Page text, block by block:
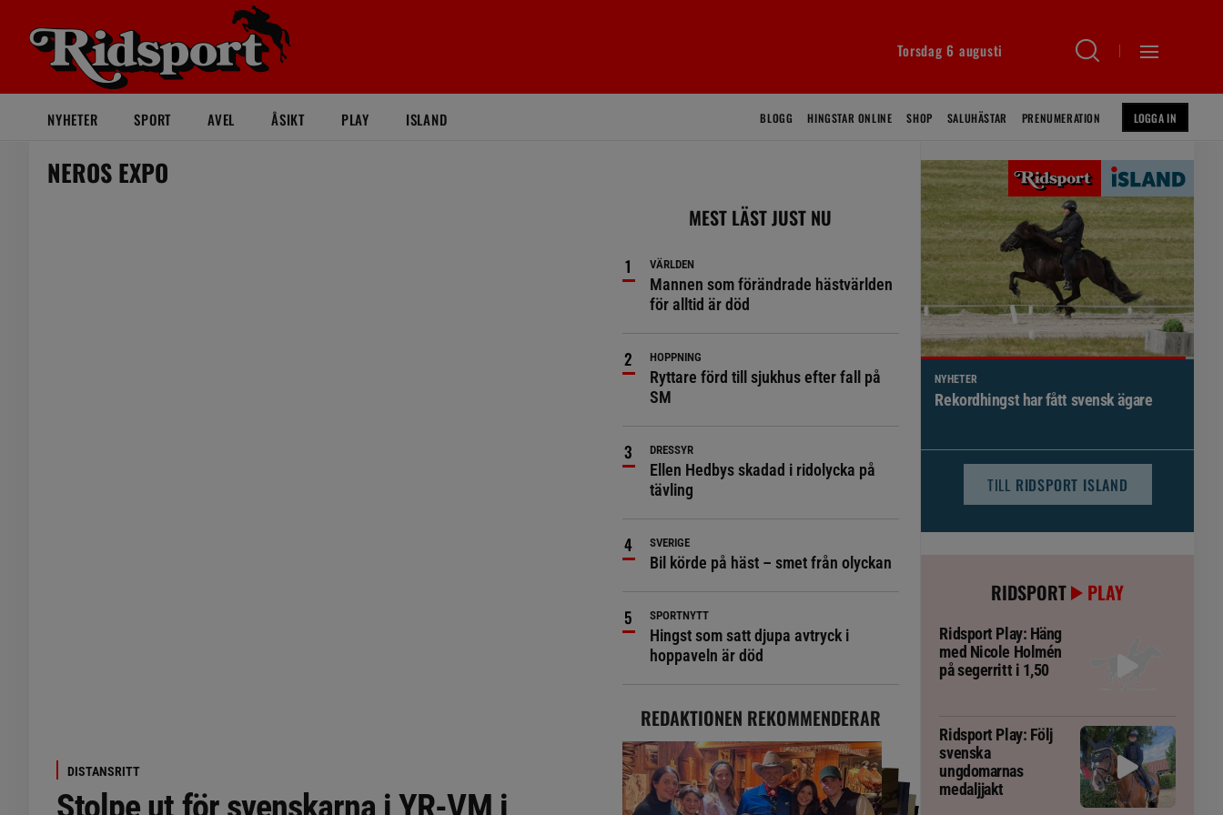
Torsdag 6 augusti
NYHETER SPORT AVEL ÅSIKT PLAY ISLAND BLOGG HINGSTAR ONLINE SHOP SALUHÄSTAR PRENUMERATION LOGGA IN
NEROS EXPO
DISTANSRITT
Stolpe ut för svenskarna i YR-VM i
MEST LÄST JUST NU
VÄRLDEN
Mannen som förändrade hästvärlden
för alltid är död
HOPPNING
Ryttare förd till sjukhus efter fall på
SM
DRESSYR
Ellen Hedbys skadad i ridolycka på
tävling
SVERIGE
Bil körde på häst – smet från olyckan
SPORTNYTT
Hingst som satt djupa avtryck i
hoppaveln är död
REDAKTIONEN REKOMMENDERAR
NYHETER
Brett politiskt stöd för förändringar i
TILL RIDSPORT ISLAND
RIDSPORT PLAY
Ridsport Play: Häng
med Nicole Holmén
på segerritt i 1,50
Ridsport Play: Följ
svenska
ungdomarnas
medaljjakt